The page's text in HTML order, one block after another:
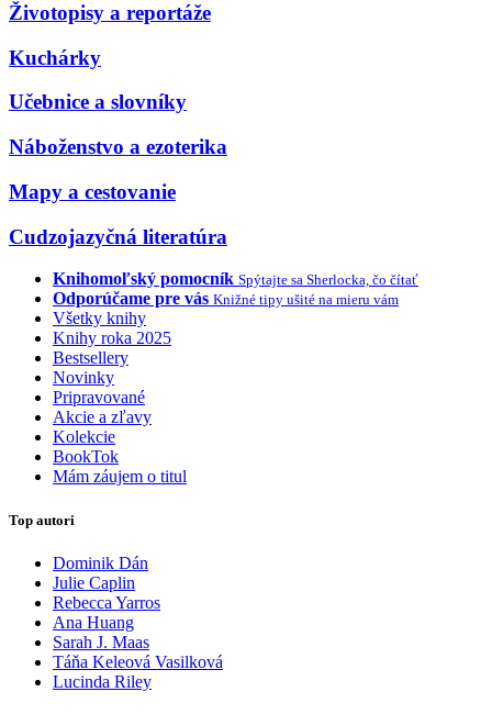
Životopisy a reportáže
Kuchárky
Učebnice a slovníky
Náboženstvo a ezoterika
Mapy a cestovanie
Cudzojazyčná literatúra
Knihomoľský pomocník Spýtajte sa Sherlocka, čo čítať
Odporúčame pre vás Knižné tipy ušité na mieru vám
Všetky knihy
Knihy roka 2025
Bestsellery
Novinky
Pripravované
Akcie a zľavy
Kolekcie
BookTok
Mám záujem o titul
Top autori
Dominik Dán
Julie Caplin
Rebecca Yarros
Ana Huang
Sarah J. Maas
Táňa Keleová Vasilková
Lucinda Riley